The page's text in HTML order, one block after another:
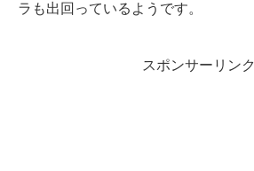
ラも出回っているようです。
スポンサーリンク